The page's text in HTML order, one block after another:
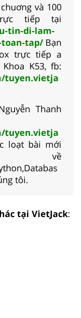
và 100
tiếp tại
tin-di-lam-
toan-tap/Bạn
trực tiếp a
K53, fb:
tuyen.vietja
Thanh
tuyen.vietja
loạt bài mới
về
tôi.
tại VietJack: